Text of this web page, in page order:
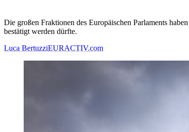
Die großen Fraktionen des Europäischen Parlaments
bestätigt werden dürfte.
Luca BertuzziEURACTIV.com